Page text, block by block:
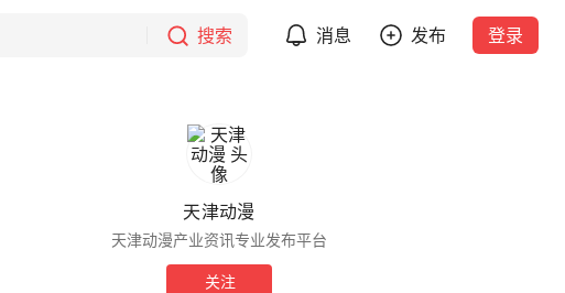
搜索 消息 发布 登录
天津动漫
天津动漫产业资讯专业发布平台
关注